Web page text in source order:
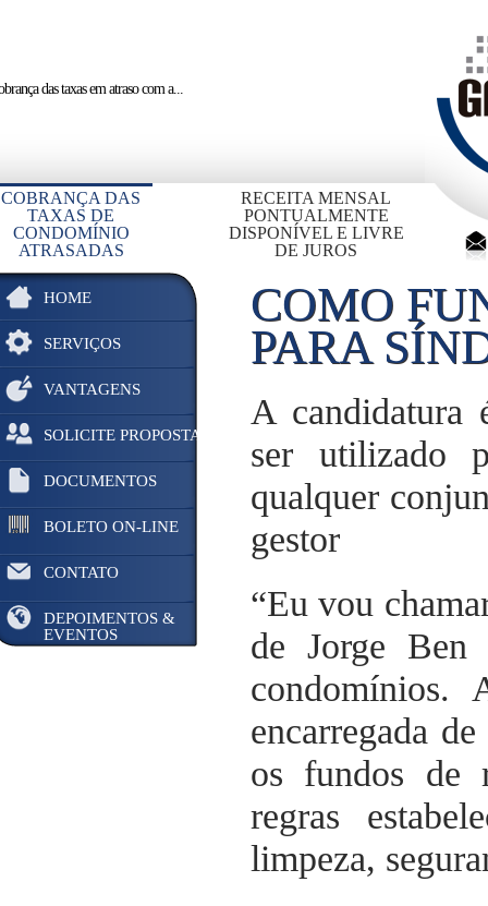
das taxas em atrasocom a...
COBRANÇA DAS
TAXAS DE
CONDOMÍNIO
ATRASADAS
RECEITA MENSAL
PONTUALMENTE
DISPONÍVEL E LIVRE
DE JUROS
HOME
SERVIÇOS
VANTAGENS
SOLICITE PROPOSTA
DOCUMENTOS
BOLETO ON-LINE
CONTATO
DEPOIMENTOS &
EVENTOS
COMO
PARA
A candidatura
ser utilizado
qualquer
gestor
“Eu vou
de Jorge Ben
condomínios.
encarregada
os fundos de
regras
limpeza,